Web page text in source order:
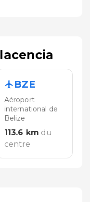
BZE
Aéroport
international de
Belize
113.6 km du
centre